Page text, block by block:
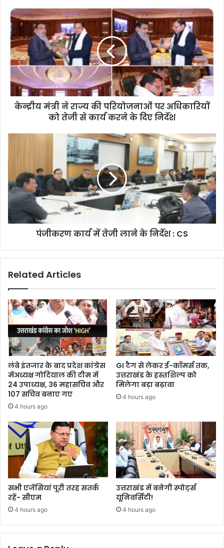
केन्द्रीय मंत्री ने राज्य की परियोजनाओं पर अधिकारियों
को तेजी से कार्य करने के दिए निर्देश
पंजीकरण कार्य में तेजी लाने के निर्देश : CS
Related Articles
लंबे इंतजार के बाद प्रदेश कांग्रेस
मेंअध्यक्ष गोदियाल की टीम में
24 उपाध्यक्ष, 36 महासचिव और
107 सचिव बनाए गए
4 hours ago
GI टैग से लेकर ई-कॉमर्स तक,
उत्तराखंड के हस्तशिल्प को
मिलेगा बड़ा बढ़ावा
4 hours ago
सभी एजेंसियां पूरी तरह सतर्क
रहें- सीएम
4 hours ago
उत्तराखंड में बनेगी स्पोर्ट्स
यूनिवर्सिटी!
4 hours ago